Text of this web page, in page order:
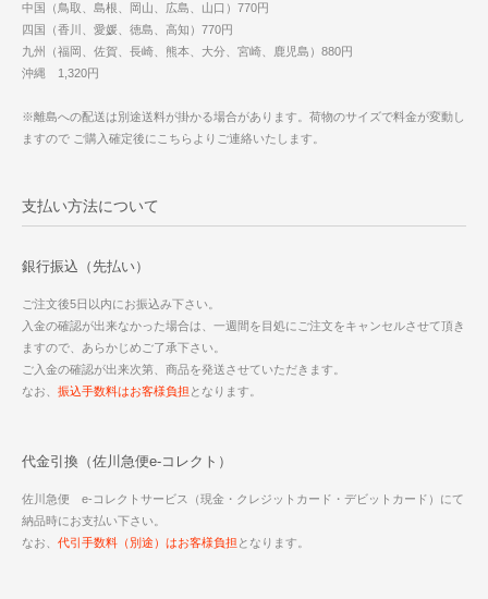
中国（鳥取、島根、岡山、広島、山口）770円
四国（香川、愛媛、徳島、高知）770円
九州（福岡、佐賀、長崎、熊本、大分、宮崎、鹿児島）880円
沖縄 1,320円
※離島への配送は別途送料が掛かる場合があります。荷物のサイズで料金が変動し
ますので ご購入確定後にこちらよりご連絡いたします。
支払い方法について
銀行振込（先払い）
ご注文後5日以内にお振込み下さい。
入金の確認が出来なかった場合は、一週間を目処にご注文をキャンセルさせて頂き
ますので、あらかじめご了承下さい。
ご入金の確認が出来次第、商品を発送させていただきます。
なお、 振込手数料はお客様負担 となります。
代金引換（佐川急便e-コレクト）
佐川急便 e-コレクトサービス（現金・クレジットカード・デビットカード）にて
納品時にお支払い下さい。
なお、 代引手数料（別途）はお客様負担 となります。